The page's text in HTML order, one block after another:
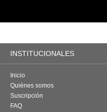
INSTITUCIONALES
Inicio
Quiénes somos
Suscripción
FAQ